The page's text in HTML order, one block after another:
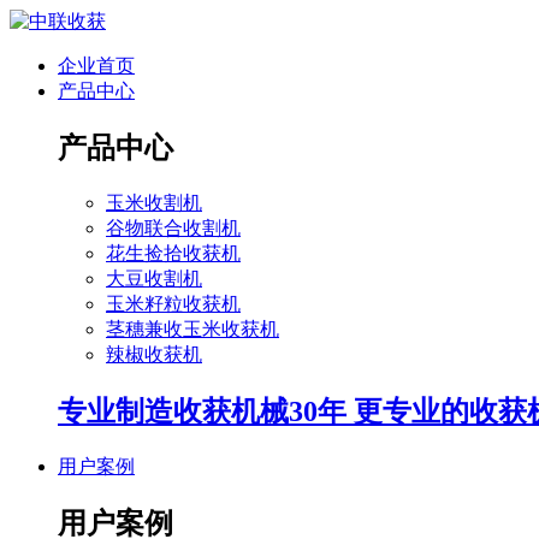
企业首页
产品中心
产品中心
玉米收割机
谷物联合收割机
花生捡拾收获机
大豆收割机
玉米籽粒收获机
茎穗兼收玉米收获机
辣椒收获机
专业制造收获机械30年 更专业的收获
用户案例
用户案例